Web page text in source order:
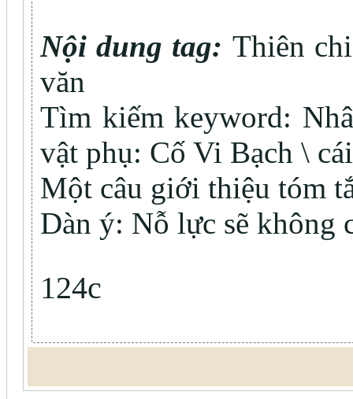
Nội dung tag: Thiên
văn
Tìm kiếm keyword:
vật phụ: Cố Vi Bạch \
Một câu giới thiệu tóm
Dàn ý: Nỗ lực sẽ không
124c